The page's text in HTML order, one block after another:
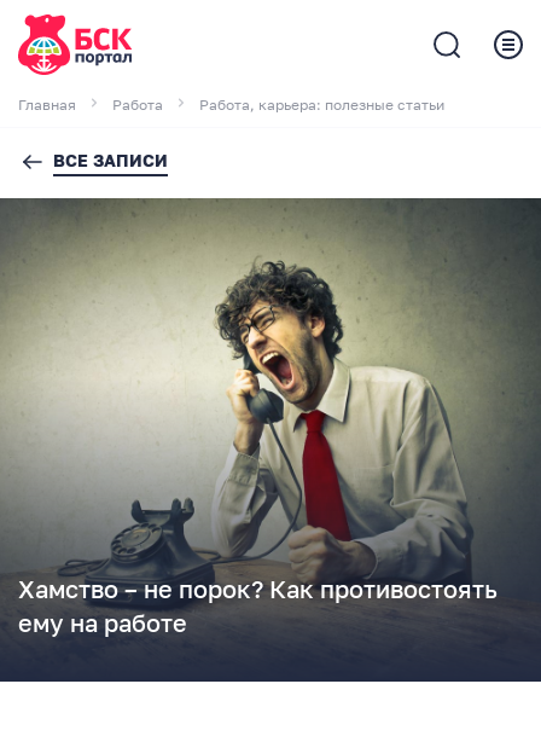
Главная Работа Работа, карьера: полезные статьи
ВСЕ ЗАПИСИ
Хамство – не порок? Как противостоять
ему на работе